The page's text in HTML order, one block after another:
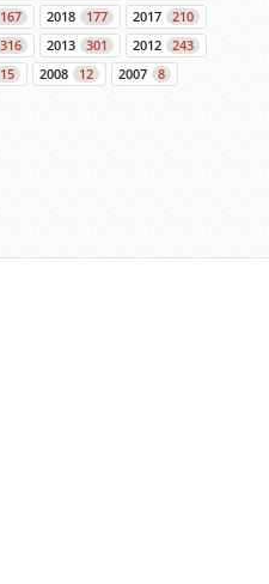
167 2018 177 2017
210
316 2013 301 2012
243
15 2008 12 2007
8